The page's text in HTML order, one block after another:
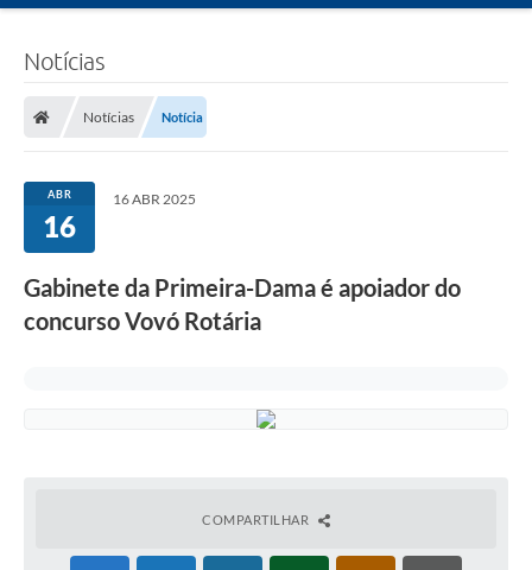
Conselhos Municipais
Serviços on-line
Notícias
Notícias Notícia
ABR
16
16 ABR 2025
Gabinete da Primeira-Dama é apoiador do
concurso Vovó Rotária
COMPARTILHAR